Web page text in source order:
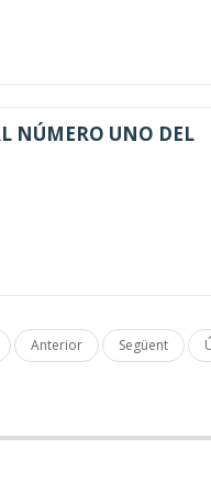
NÚMERO UNO DEL
Anterior Següent